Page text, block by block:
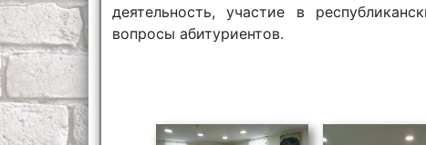
деятельность, участие в
вопросы абитуриентов.